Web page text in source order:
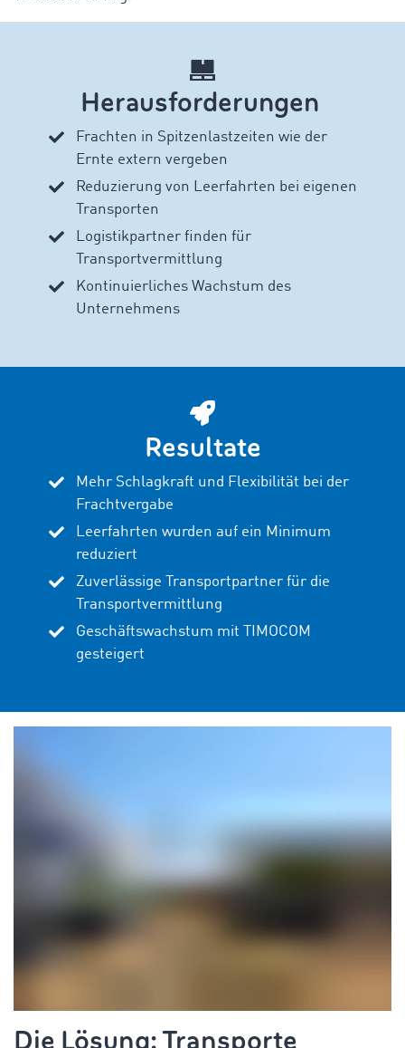
Herausforderungen
Frachten in Spitzenlastzeiten wie der
Ernte extern vergeben
Reduzierung von Leerfahrten bei eigenen
Transporten
Logistikpartner finden für
Transportvermittlung
Kontinuierliches Wachstum des
Unternehmens
Resultate
Mehr Schlagkraft und Flexibilität bei der
Frachtvergabe
Leerfahrten wurden auf ein Minimum
reduziert
Zuverlässige Transportpartner für die
Transportvermittlung
Geschäftswachstum mit TIMOCOM
gesteigert
Die Lösung: Transporte